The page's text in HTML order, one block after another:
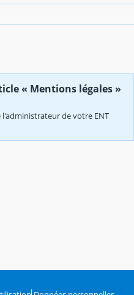
« Mentions légales »
de votre ENT